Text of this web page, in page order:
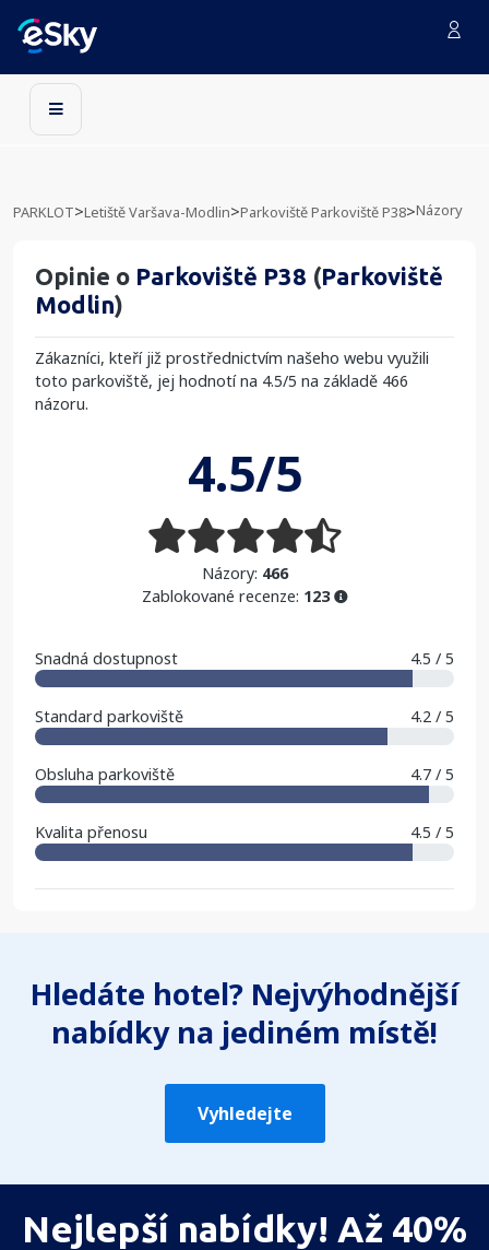
PARKLOT>Letiště Varšava-Modlin>Parkoviště Parkoviště P38>Názory
Opinie o Parkoviště P38 (Parkoviště
Modlin)
Zákazníci, kteří již prostřednictvím našeho webu využili
toto parkoviště, jej hodnotí na 4.5/5 na základě 466
názoru.
4.5/5
Názory: 466
Zablokované recenze: 123
Snadná dostupnost 4.5 / 5
Standard parkoviště 4.2 / 5
Obsluha parkoviště 4.7 / 5
Kvalita přenosu 4.5 / 5
Hledáte hotel? Nejvýhodnější
nabídky na jediném místě!
Vyhledejte
Nejlepší nabídky! Až 40%